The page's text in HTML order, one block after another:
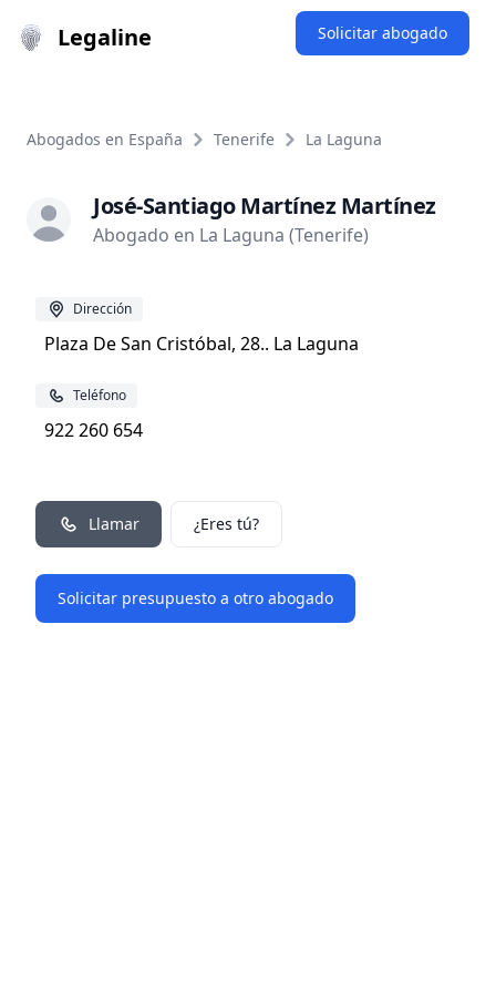
Legaline Solicitar abogado
Abogados en España Tenerife La Laguna
José-Santiago Martínez Martínez
Abogado en La Laguna (Tenerife)
Dirección
Plaza De San Cristóbal, 28.. La Laguna
Teléfono
922 260 654
Llamar ¿Eres tú?
Solicitar presupuesto a otro abogado